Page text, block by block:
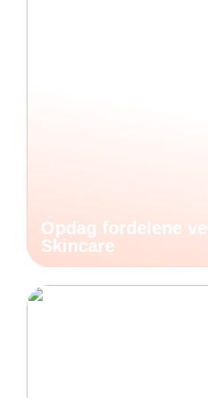
Opdag fordelene
Skincare